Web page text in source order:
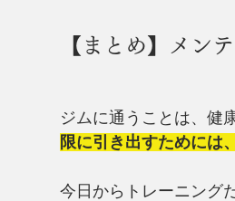
【まとめ】メン
ジムに通うことは、健
限に引き出すためには
今日からトレーニング